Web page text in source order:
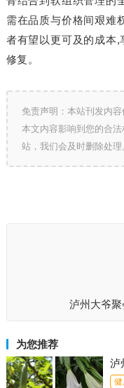
需在品质与价格间艰难
者有望以更可及的成本
修复。
免责声明：本站刊发内
本文内容影响到您的合
站，我们会及时删除处理
泸州大爷聚
为您推荐
泸
健